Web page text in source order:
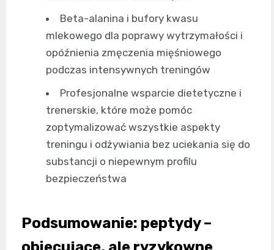
Beta-alanina i bufory kwasu
mlekowego dla poprawy wytrzymałości i
opóźnienia zmęczenia mięśniowego
podczas intensywnych treningów
Profesjonalne wsparcie dietetyczne i
trenerskie, które może pomóc
zoptymalizować wszystkie aspekty
treningu i odżywiania bez uciekania się do
substancji o niepewnym profilu
bezpieczeństwa
Podsumowanie: peptydy –